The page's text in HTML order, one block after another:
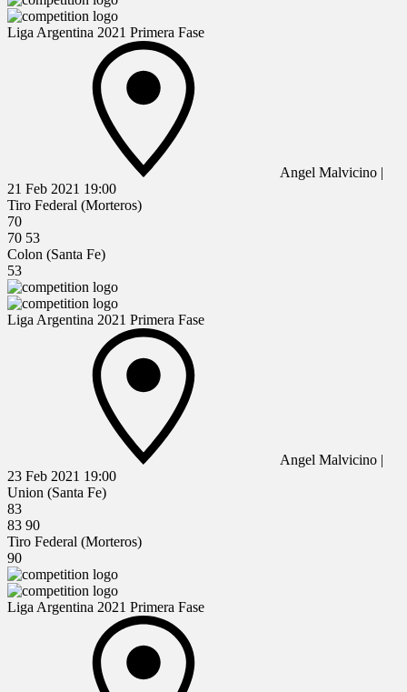
Liga Argentina 2021 Primera Fase
Angel Malvicino |
21 Feb 2021 19:00
Tiro Federal (Morteros)
70
70 53
Colon (Santa Fe)
53
Liga Argentina 2021 Primera Fase
Angel Malvicino |
23 Feb 2021 19:00
Union (Santa Fe)
83
83 90
Tiro Federal (Morteros)
90
Liga Argentina 2021 Primera Fase